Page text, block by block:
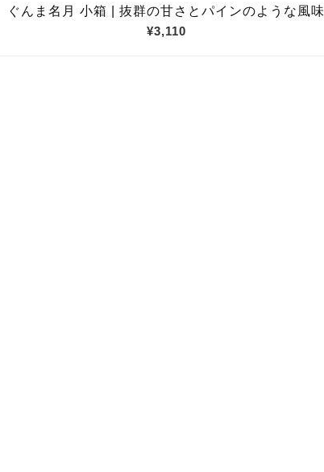
ぐんま名月 小箱 | 抜群の甘さとパインのような風味
¥3,110